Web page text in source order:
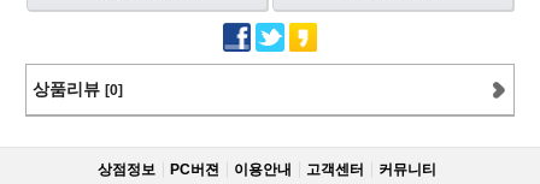
상품리뷰 [0]
상점정보 PC버젼 이용안내 고객센터 커뮤니티